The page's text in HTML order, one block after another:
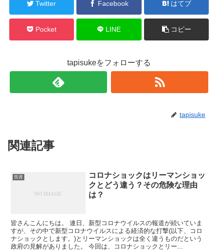
Twitter Facebook はてブ
Pocket LINE コピー
tapisukeをフォローする
tapisuke
関連記事
投資
コロナショックはリーマンショッ
クとどう違う？その危険な理由
は？
皆さんこんにちは。 連日、新型コロナウイルスの報道が続いていま
すが、その中で新型コロナウイルスによる経済的な打撃(以下、コロ
ナショックとします。)とリーマンショックは全く違うものだという
政府の見解がありました。 今回は、コロナショックとリー...